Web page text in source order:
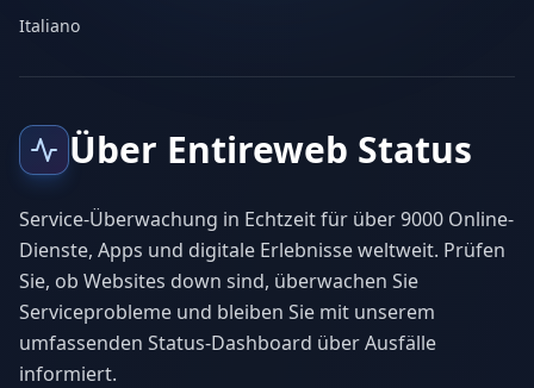
Italiano
Über Entireweb Status
Service-Überwachung in Echtzeit für über 9000 Online-
Dienste, Apps und digitale Erlebnisse weltweit. Prüfen
Sie, ob Websites down sind, überwachen Sie
Serviceprobleme und bleiben Sie mit unserem
umfassenden Status-Dashboard über Ausfälle
informiert.